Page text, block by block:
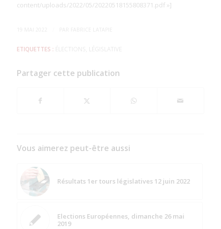
content/uploads/2022/05/20220518155808371.pdf »]
ETIQUETTES : ÉLECTIONS LÉGISLATIVE
Partager cette publication
Vous aimerez peut-être aussi
Résultats 1er tours législatives 12 juin 2022
Elections Européennes, dimanche 26 mai
2019